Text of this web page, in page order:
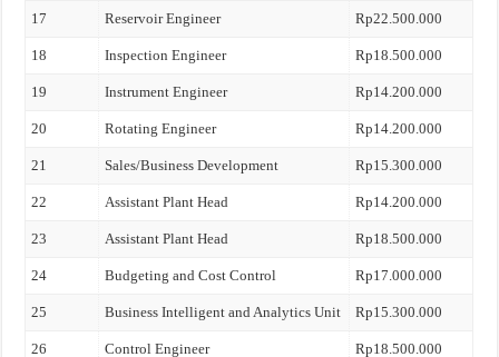
17 Reservoir Engineer Rp22.500.000
18 Inspection Engineer Rp18.500.000
19 Instrument Engineer Rp14.200.000
20 Rotating Engineer Rp14.200.000
21 Sales/Business Development Rp15.300.000
22 Assistant Plant Head Rp14.200.000
23 Assistant Plant Head Rp18.500.000
24 Budgeting and Cost Control Rp17.000.000
25 Business Intelligent and Analytics Unit Rp15.300.000
26 Control Engineer Rp18.500.000